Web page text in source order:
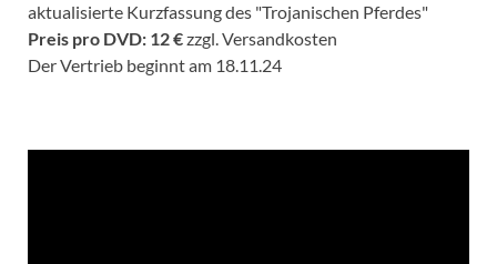
aktualisierte Kurzfassung des "Trojanischen Pferdes"
Preis pro DVD: 12 €zzgl. Versandkosten
Der Vertrieb beginnt am 18.11.24